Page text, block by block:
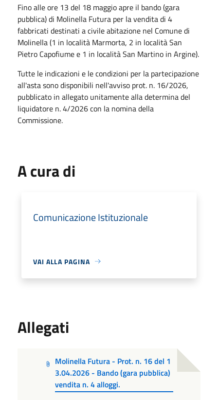
Fino alle ore 13 del 18 maggio apre il bando (gara
pubblica) di Molinella Futura per la vendita di 4
fabbricati destinati a civile abitazione nel Comune di
Molinella (1 in località Marmorta, 2 in località San
Pietro Capofiume e 1 in località San Martino in Argine).
Tutte le indicazioni e le condizioni per la partecipazione
all'asta sono disponibili nell'avviso prot. n. 16/2026,
pubblicato in allegato unitamente alla determina del
liquidatore n. 4/2026 con la nomina della
Commissione.
A cura di
Comunicazione Istituzionale
VAI ALLA PAGINA
Allegati
Molinella Futura - Prot. n. 16 del 1
3.04.2026 - Bando (gara pubblica)
vendita n. 4 alloggi.